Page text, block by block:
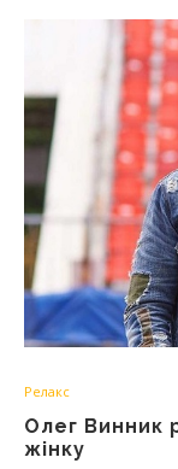
Релакс
Олег Винник
жінку